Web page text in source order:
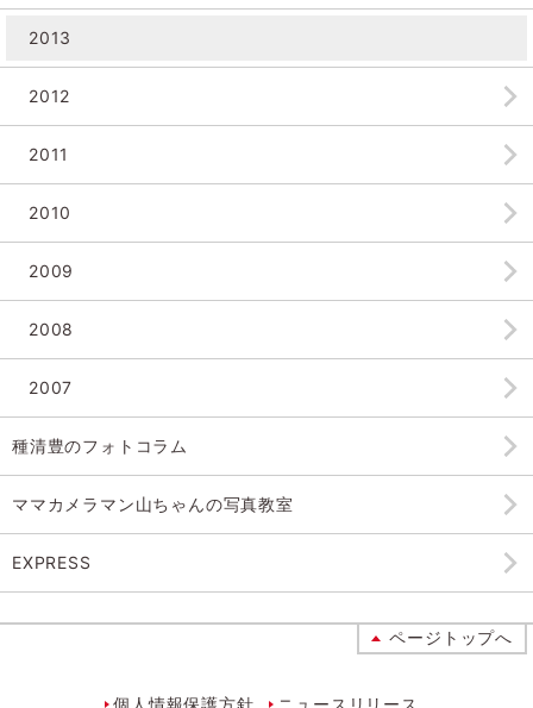
2013
2012
2011
2010
2009
2008
2007
種清豊のフォトコラム
ママカメラマン山ちゃんの写真教室
EXPRESS
ページトップへ